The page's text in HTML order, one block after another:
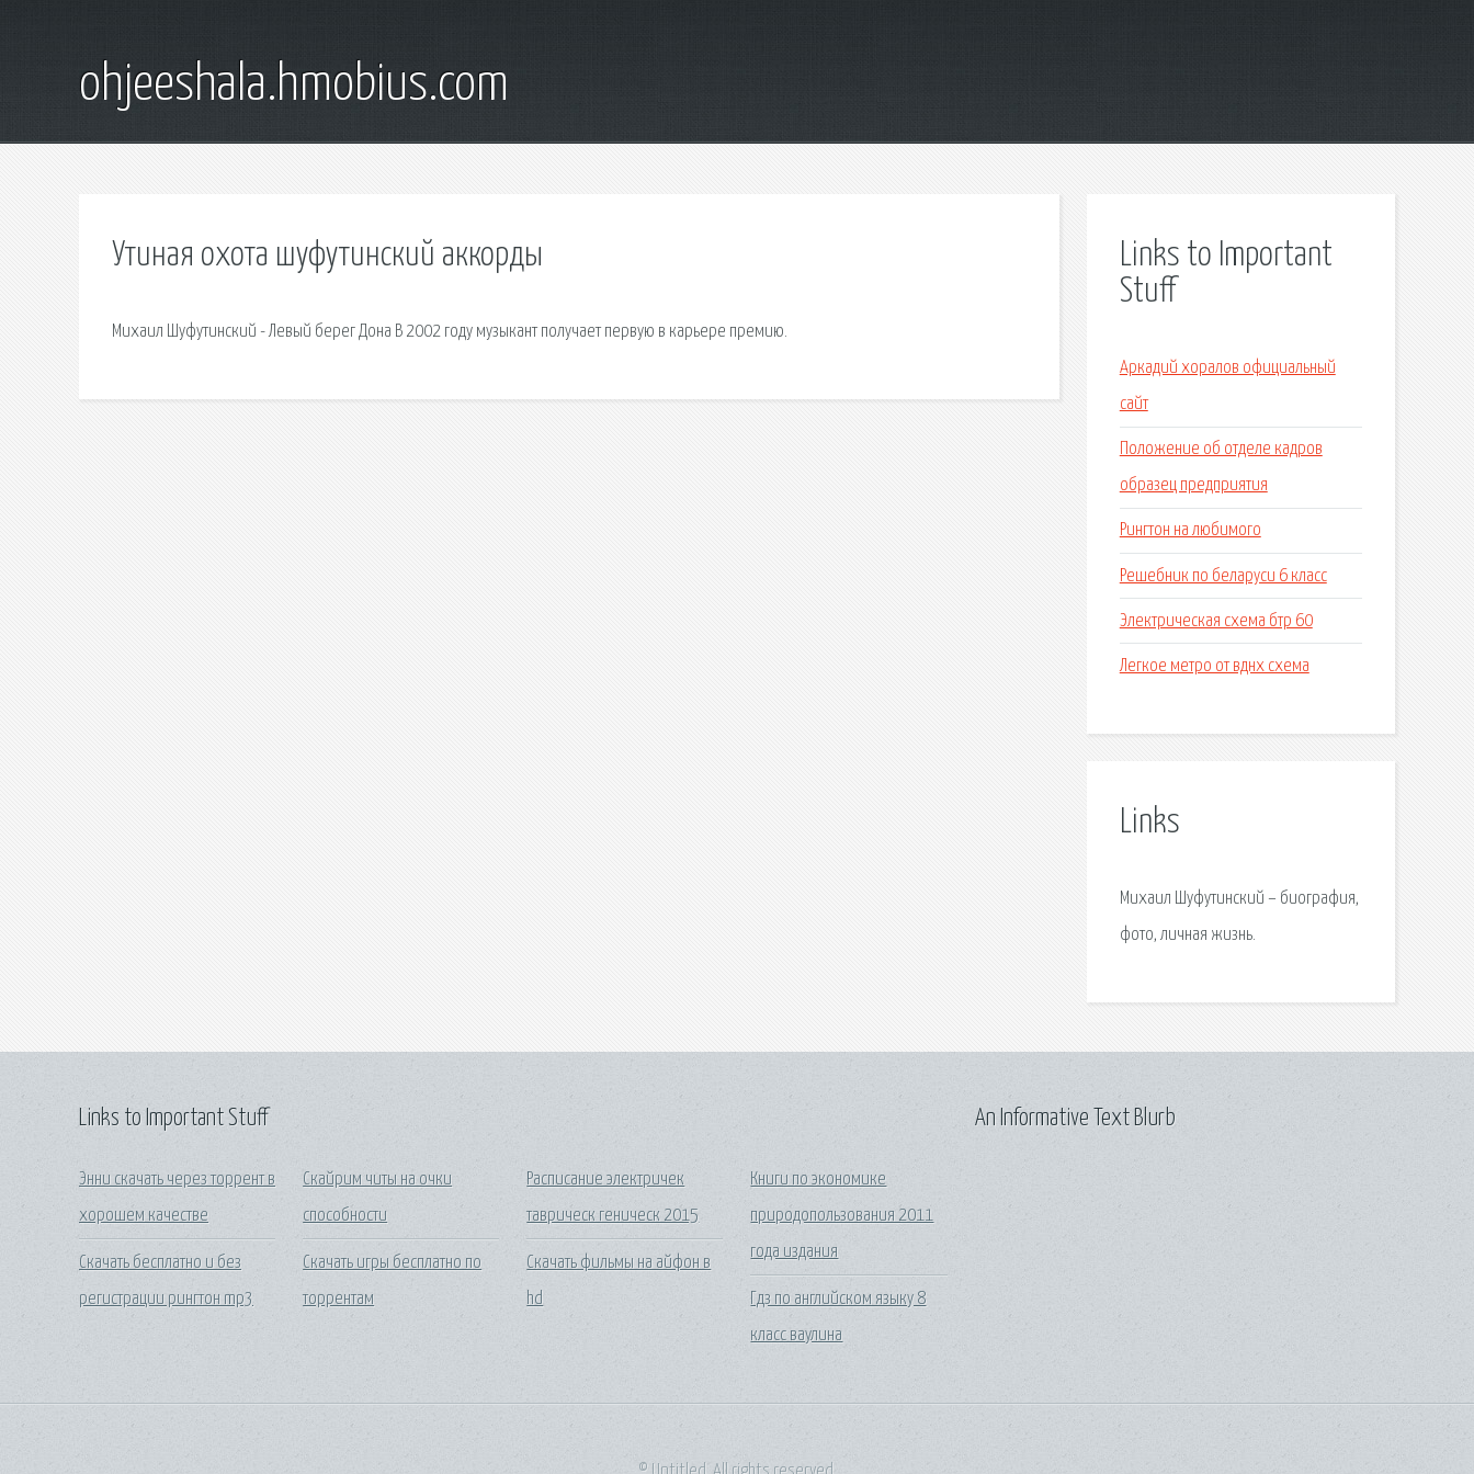
ohjeeshala.hmobius.com
Утиная охота шуфутинский аккорды
Михаил Шуфутинский - Левый берег Дона В 2002 году музыкант получает первую в карьере премию.
Links to Important
Stuff
Аркадий хоралов официальный
сайт
Положение об отделе кадров
образец предприятия
Рингтон на любимого
Решебник по беларуси 6 класс
Электрическая схема бтр 60
Легкое метро от вднх схема
Links
Михаил Шуфутинский – биография,
фото, личная жизнь.
Links to Important Stuff
Энни скачать через торрент в
хорошем качестве
Скачать бесплатно и без
регистрации рингтон mp3
Скайрим читы на очки
способности
Скачать игры бесплатно по
торрентам
Расписание электричек
таврическ геническ 2015
Скачать фильмы на айфон в
hd
Книги по экономике
природопользования 2011
года издания
Гдз по английском языку 8
класс ваулина
An Informative Text Blurb